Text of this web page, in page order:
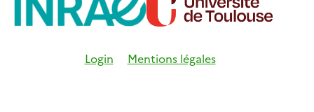
Login Mentions légales